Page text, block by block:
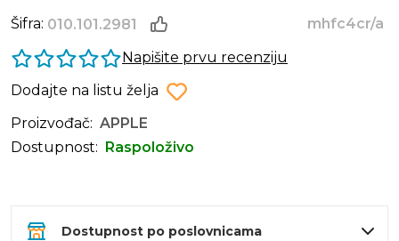
Šifra: 010.101.2981
mhfc4cr/a
Napišite prvu recenziju
Dodajte na listu želja
Proizvođač: APPLE
Dostupnost:
Raspoloživo
Dostupnost po poslovnicama